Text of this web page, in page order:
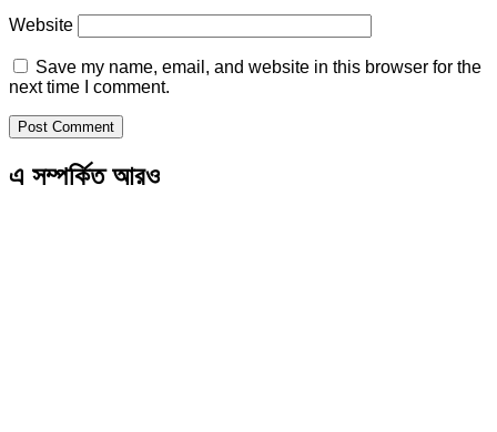
Website
Save my name, email, and website in this browser for the
next time I comment.
এ সম্পর্কিত আরও